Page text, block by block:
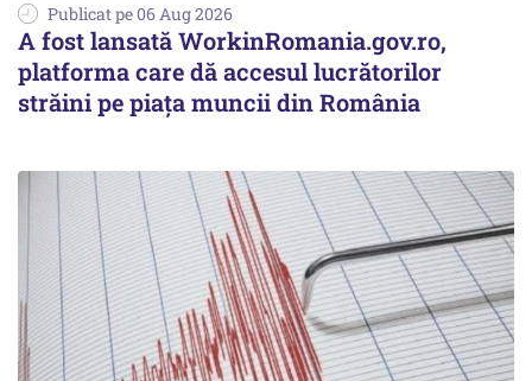
Publicat pe 06 Aug 2026
A fost lansată WorkinRomania.gov.ro,
platforma care dă accesul lucrătorilor
străini pe piața muncii din România